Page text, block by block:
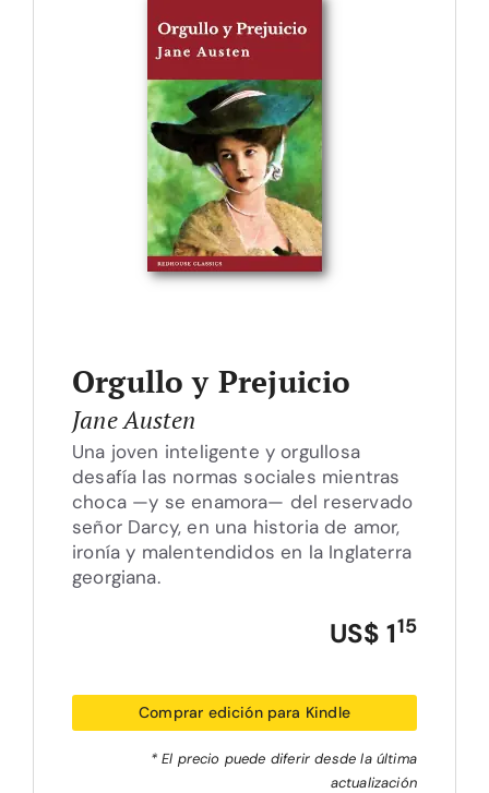
Orgullo y Prejuicio
Jane Austen
Una joven inteligente y orgullosa
desafía las normas sociales mientras
choca —y se enamora— del reservado
señor Darcy, en una historia de amor,
ironía y malentendidos en la Inglaterra
georgiana.
US$ 115
Comprar edición para Kindle
* El precio puede diferir desde la última
actualización